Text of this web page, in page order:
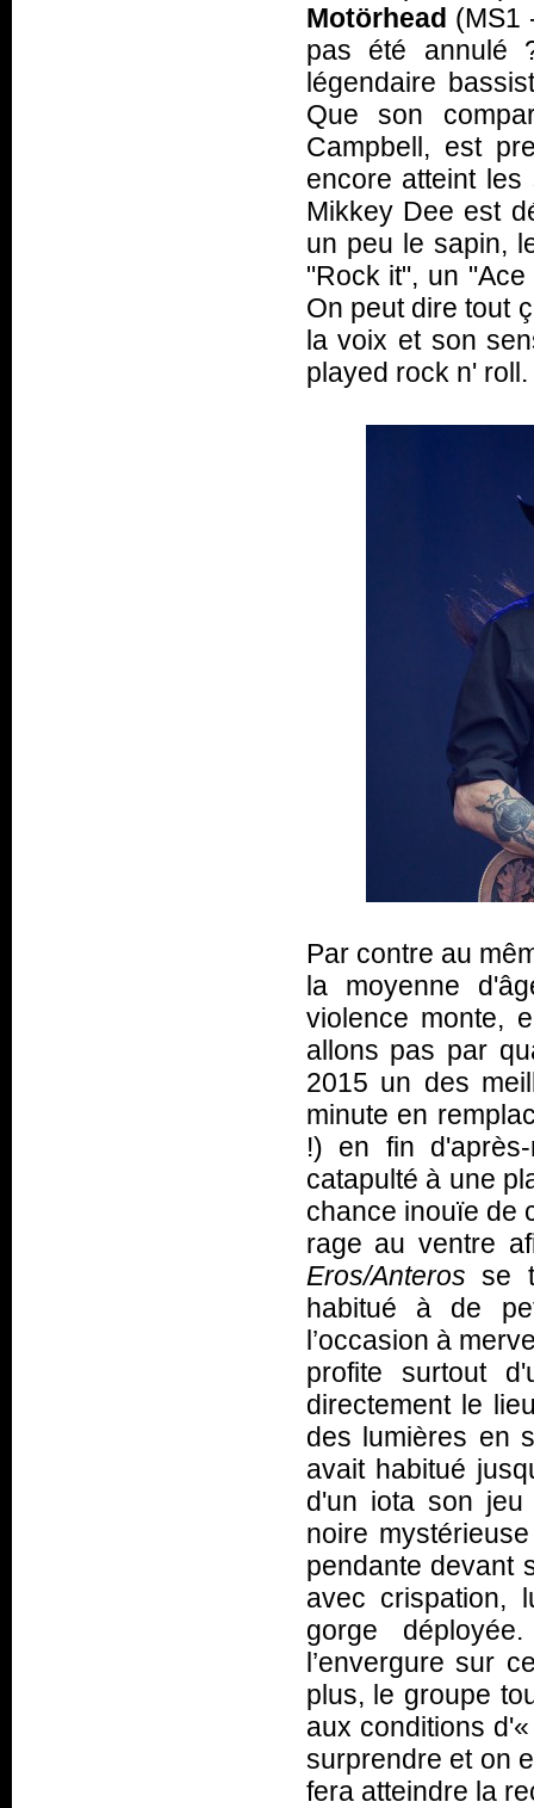
Motörhead (MS1
pas été annulé
légendaire
Que son
Campbell, est
encore atteint
Mikkey Dee est
un peu le sapin,
"Rock it", un
On peut dire tout
la voix et son
played rock n' roll.
Par contre au
la moyenne
violence monte,
allons pas par
2015 un des
minute en
!) en fin
catapulté à une
chance inouïe de
rage au ventre
Eros/Anteros se
habitué à de
l’occasion à
profite surtout
directement le
des lumières en
avait habitué
d'un iota son
noire
pendante devant
avec crispation,
gorge
l’envergure sur
plus, le groupe
aux conditions
surprendre et on
fera atteindre la